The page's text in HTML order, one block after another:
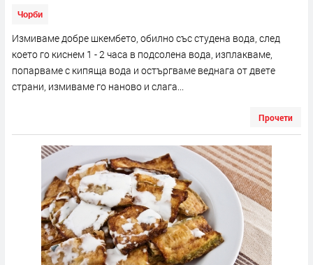
Чорби
Измиваме добре шкембето, обилно със студена вода, след
което го киснем 1 - 2 часа в подсолена вода, изплакваме,
попарваме с кипяща вода и остъргваме веднага от двете
страни, измиваме го наново и слага...
Прочети